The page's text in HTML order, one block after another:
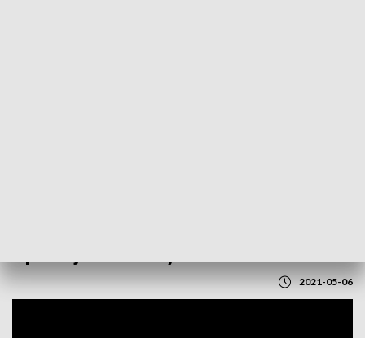
2021-05-06